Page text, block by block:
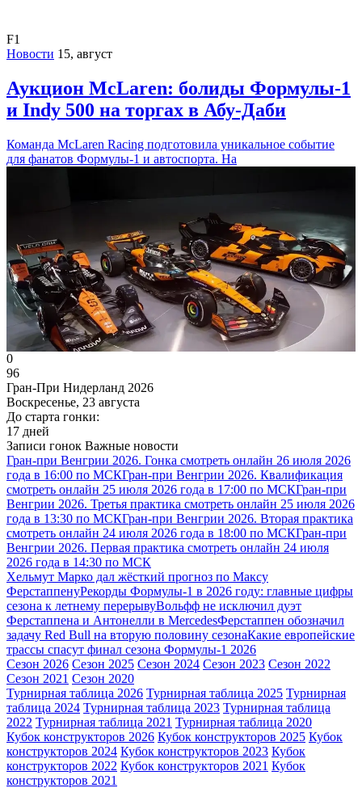
F1
Новости 15, август
Аукцион McLaren: болиды Формулы-1
и Indy 500 на торгах в Абу-Даби
Команда McLaren Racing подготовила уникальное событие
для фанатов Формулы-1 и автоспорта. На
0
96
Гран-При Нидерланд 2026
Воскресенье, 23 августа
До старта гонки:
17 дней
Записи гонок Важные новости
Гран-при Венгрии 2026. Гонка смотреть онлайн 26 июля 2026
года в 16:00 по МСКГран-при Венгрии 2026. Квалификация
смотреть онлайн 25 июля 2026 года в 17:00 по МСКГран-при
Венгрии 2026. Третья практика смотреть онлайн 25 июля 2026
года в 13:30 по МСКГран-при Венгрии 2026. Вторая практика
смотреть онлайн 24 июля 2026 года в 18:00 по МСКГран-при
Венгрии 2026. Первая практика смотреть онлайн 24 июля
2026 года в 14:30 по МСК
Хельмут Марко дал жёсткий прогноз по Максу
ФерстаппенуРекорды Формулы-1 в 2026 году: главные цифры
сезона к летнему перерывуВольфф не исключил дуэт
Ферстаппена и Антонелли в MercedesФерстаппен обозначил
задачу Red Bull на вторую половину сезонаКакие европейские
трассы спасут финал сезона Формулы-1 2026
Сезон 2026 Сезон 2025 Сезон 2024 Сезон 2023 Сезон 2022
Сезон 2021 Сезон 2020
Турнирная таблица 2026 Турнирная таблица 2025 Турнирная
таблица 2024 Турнирная таблица 2023 Турнирная таблица
2022 Турнирная таблица 2021 Турнирная таблица 2020
Кубок конструкторов 2026 Кубок конструкторов 2025 Кубок
конструкторов 2024 Кубок конструкторов 2023 Кубок
конструкторов 2022 Кубок конструкторов 2021 Кубок
конструкторов 2021